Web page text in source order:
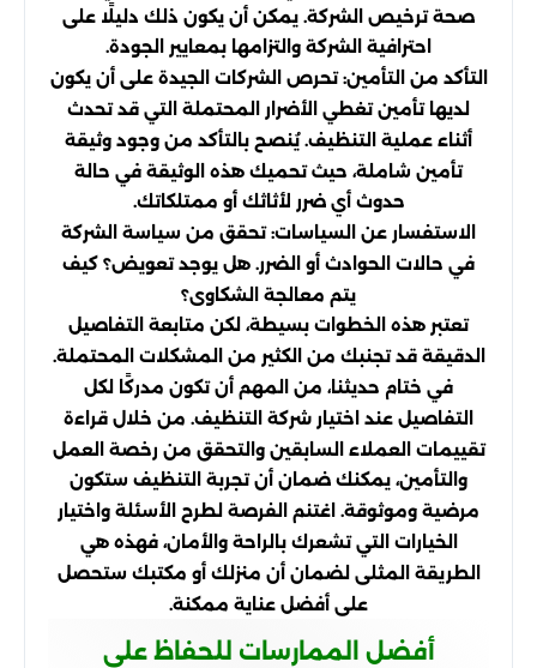
صحة ترخيص الشركة. يمكن أن يكون ذلك دليلًا على
احترافية الشركة والتزامها بمعايير الجودة.
التأكد من التأمين: تحرص الشركات الجيدة على أن يكون
لديها تأمين تغطي الأضرار المحتملة التي قد تحدث
أثناء عملية التنظيف. يُنصح بالتأكد من وجود وثيقة
تأمين شاملة، حيث تحميك هذه الوثيقة في حالة
حدوث أي ضرر لأثاثك أو ممتلكاتك.
الاستفسار عن السياسات: تحقق من سياسة الشركة
في حالات الحوادث أو الضرر. هل يوجد تعويض؟ كيف
يتم معالجة الشكاوى؟
تعتبر هذه الخطوات بسيطة، لكن متابعة التفاصيل
الدقيقة قد تجنبك من الكثير من المشكلات المحتملة.
في ختام حديثنا، من المهم أن تكون مدركًا لكل
التفاصيل عند اختيار شركة التنظيف. من خلال قراءة
تقييمات العملاء السابقين والتحقق من رخصة العمل
والتأمين، يمكنك ضمان أن تجربة التنظيف ستكون
مرضية وموثوقة. اغتنم الفرصة لطرح الأسئلة واختيار
الخيارات التي تشعرك بالراحة والأمان، فهذه هي
الطريقة المثلى لضمان أن منزلك أو مكتبك ستحصل
على أفضل عناية ممكنة.
أفضل الممارسات للحفاظ على